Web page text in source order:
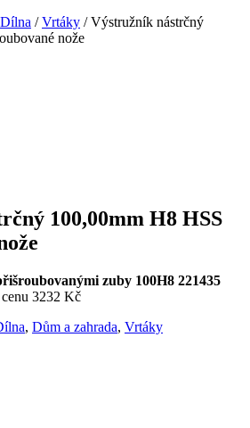
Dílna /Vrtáky / Výstružník nástrčný
nože
100,00mm H8 HSS
zuby 100H8 221435
3232 Kč
, Dům a zahrada, Vrtáky